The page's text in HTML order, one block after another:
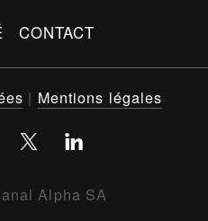
CONTACT
Alpha SA
| Mentions légales